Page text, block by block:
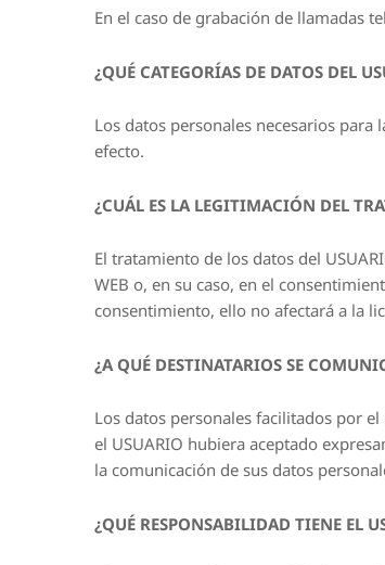
En el caso de grabación de llamadas
¿QUÉ CATEGORÍAS DE DATOS DEL
Los datos personales necesarios
efecto.
¿CUÁL ES LA LEGITIMACIÓN DEL
El tratamiento de los datos del
WEB o, en su caso, en el
consentimiento, ello no afectará a la
¿A QUÉ DESTINATARIOS SE
Los datos personales facilitados por
el USUARIO hubiera aceptado
la comunicación de sus datos
¿QUÉ RESPONSABILIDAD TIENE EL